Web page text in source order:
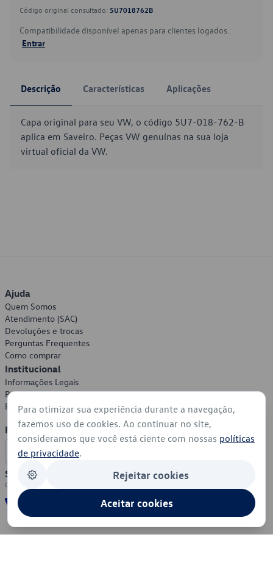
Código original consultado: 5U7018762B
Compatibilidade disponível apenas para clientes logados.
Entrar
Descrição Características Aplicações
Capa original para seu VW, o código 5U7-018-762-B
aplica em Saveiro. Peças VW genuínas na sua loja
virtual oficial da VW.
Ajuda
Quem Somos
Atendimento (SAC)
Devoluções e trocas
Perguntas Frequentes
Como comprar
Institucional
Informações Legais
Política de Privacidade
Política de Cookies
Formas de Pagamento
Segurança
Para otimizar sua experiência durante a navegação,
fazemos uso de cookies. Ao continuar no site,
consideramos que você está ciente com nossas políticas
de privacidade.
Rejeitar cookies
Aceitar cookies